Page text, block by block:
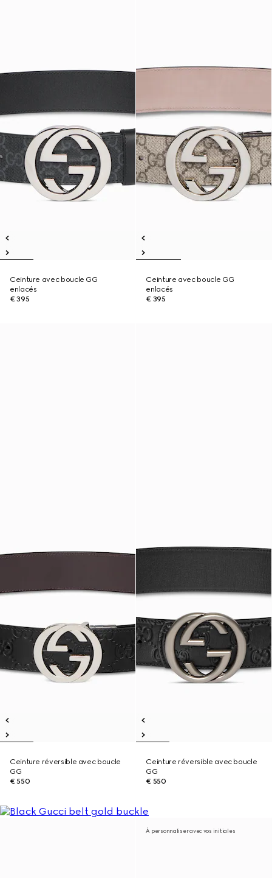
Ceinture avec boucle GG
enlacés
€ 395
Ceinture avec boucle GG
enlacés
€ 395
Ceinture réversible avec boucle
GG
€ 550
Ceinture réversible avec boucle
GG
€ 550
À personnaliser avec vos initiales